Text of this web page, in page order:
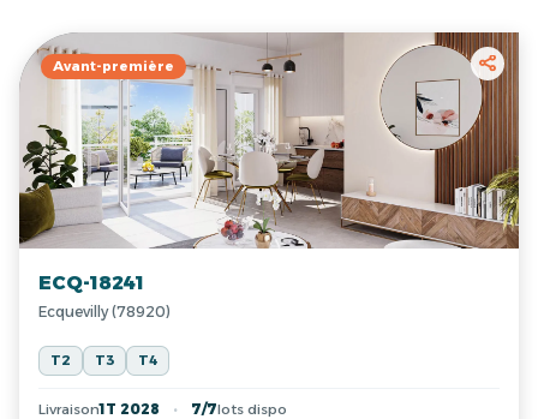
Avant-première
ECQ-18241
Ecquevilly (78920)
T2 T3 T4
Livraison1T 2028 7/7lots dispo